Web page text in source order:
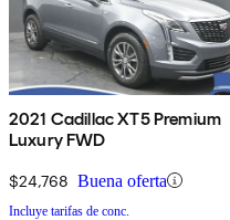
2021 Cadillac XT5 Premium
Luxury FWD
$24,768 Buena oferta
Incluye tarifas de conc.